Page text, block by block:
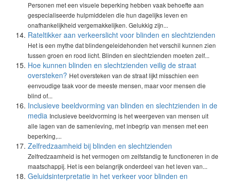
Personen met een visuele beperking hebben vaak behoefte aan
gespecialiseerde hulpmiddelen die hun dagelijks leven en
onafhankelijkheid vergemakkelijken. Gelukkig zijn...
Rateltikker aan verkeerslicht voor blinden en slechtzienden
Het is een mythe dat blindengeleidehonden het verschil kunnen zien
tussen groen en rood licht. Blinden en slechtzienden moeten zelf...
Hoe kunnen blinden en slechtzienden veilig de straat
oversteken? Het oversteken van de straat lijkt misschien een
eenvoudige taak voor de meeste mensen, maar voor mensen die
blind of...
Inclusieve beeldvorming van blinden en slechtzienden in de
media Inclusieve beeldvorming is het weergeven van mensen uit
alle lagen van de samenleving, met inbegrip van mensen met een
beperking,...
Zelfredzaamheid bij blinden en slechtzienden
Zelfredzaamheid is het vermogen om zelfstandig te functioneren in de
maatschappij. Het is een belangrijk onderdeel van het leven van...
Geluidsinterpretatie in het verkeer voor blinden en